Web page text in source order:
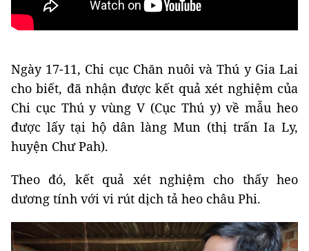
Ngày 17-11, Chi cục Chăn nuôi và Thú y Gia Lai
cho biết, đã nhận được kết quả xét nghiệm của
Chi cục Thú y vùng V (Cục Thú y) về mẫu heo
được lấy tại hộ dân làng Mun (thị trấn Ia Ly,
huyện Chư Pah).
Theo đó, kết quả xét nghiệm cho thấy heo
dương tính với vi rút dịch tả heo châu Phi.